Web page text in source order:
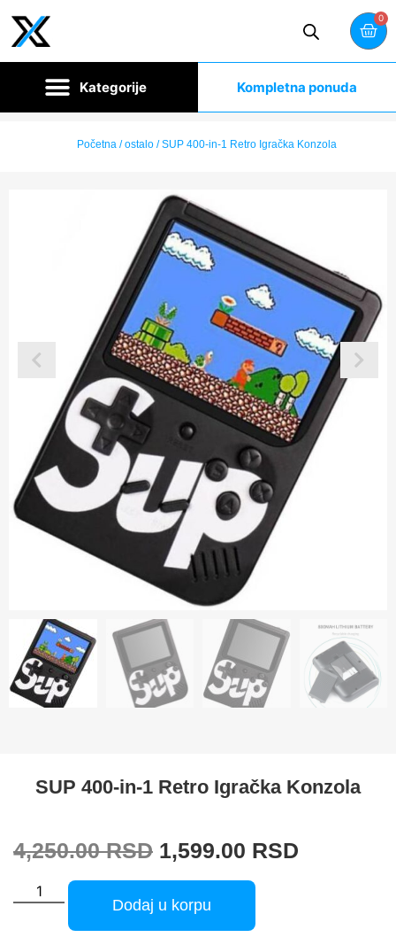
0
Kompletna ponuda
Početna /ostalo / SUP 400-in-1 Retro Igračka Konzola
SUP 400-in-1 Retro Igračka Konzola
4,250.00RSD 1,599.00 RSD
Dodaj u korpu